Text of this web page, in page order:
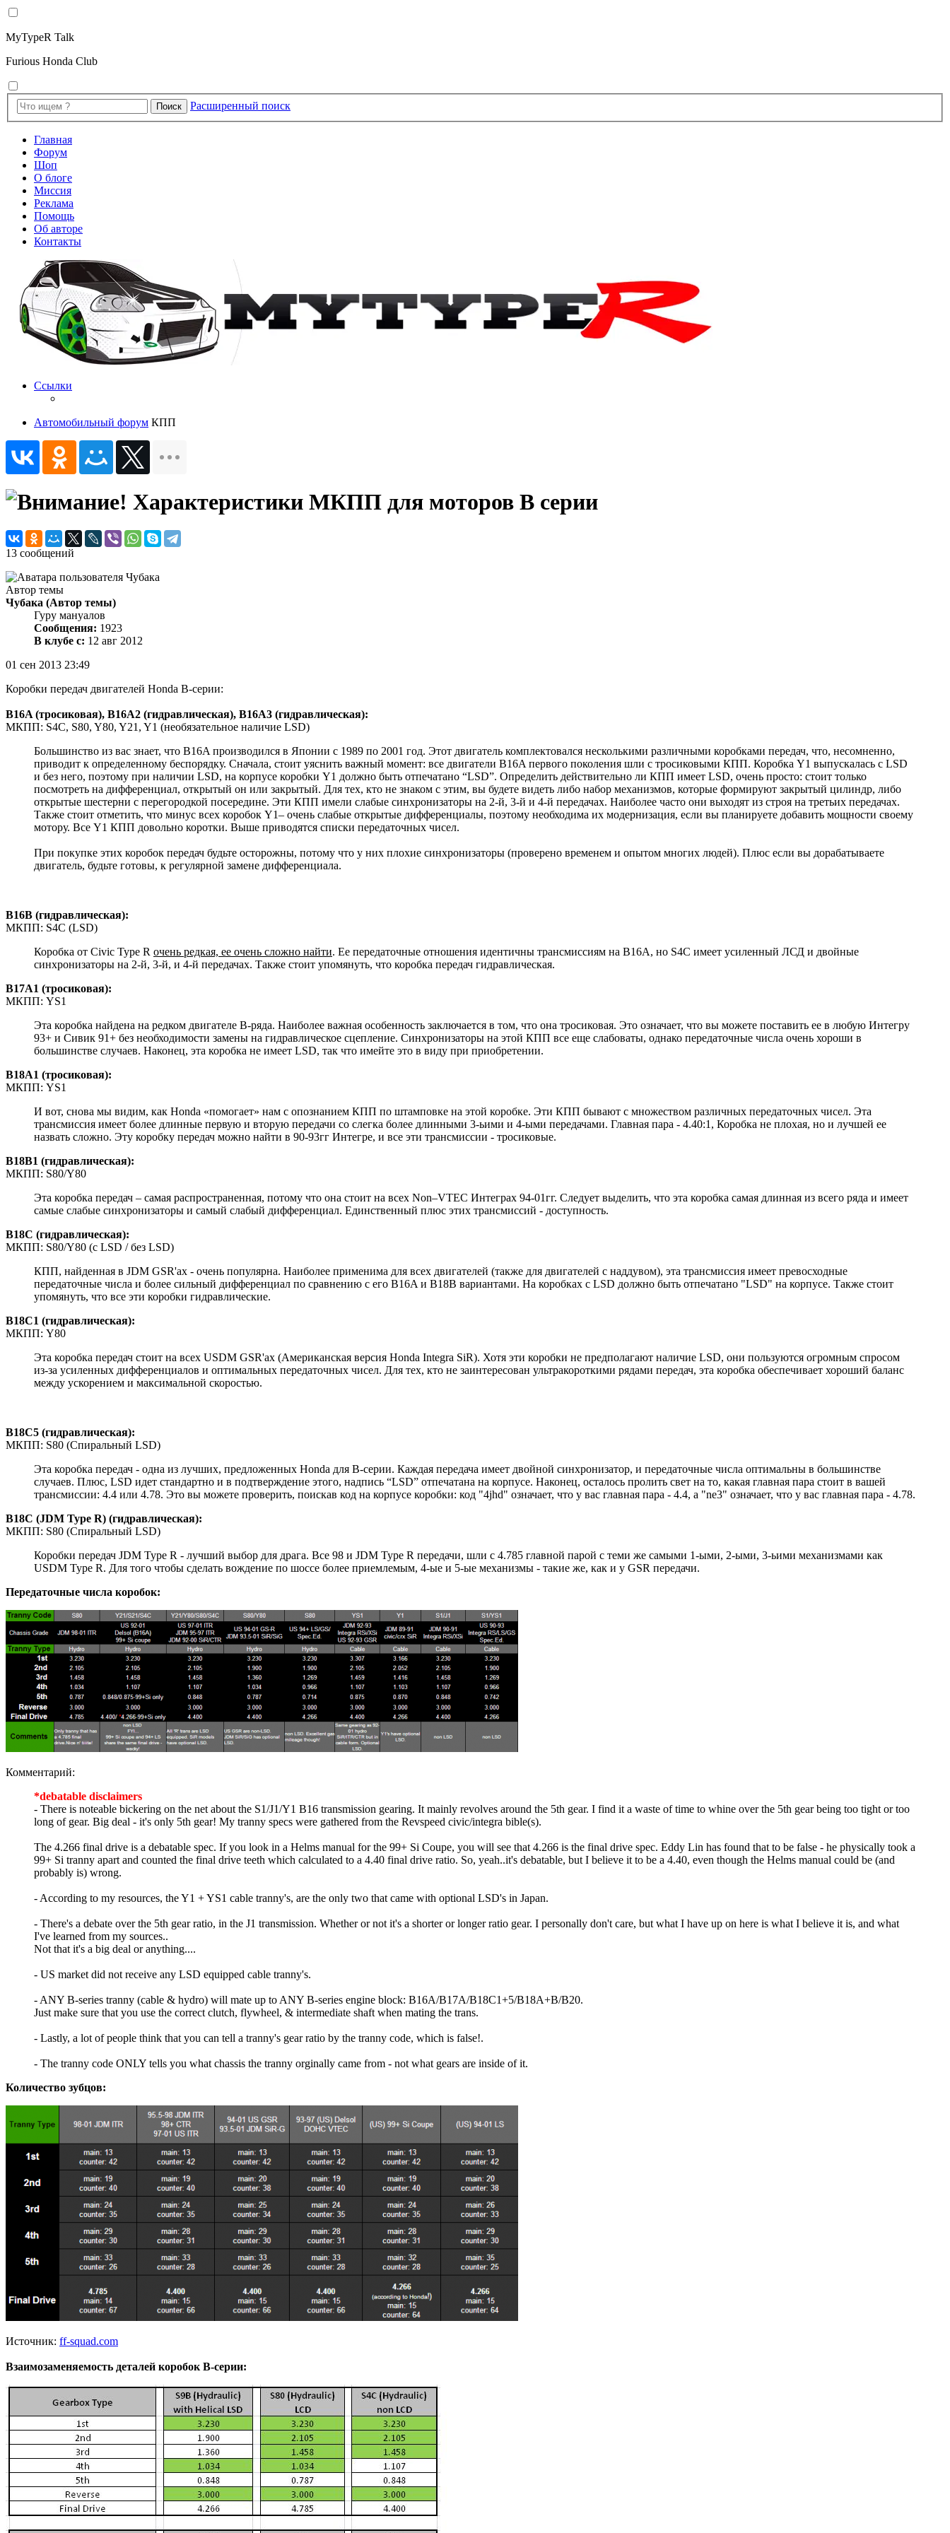
MyTypeR Talk
Furious Honda Club
Поиск Расширенный поиск
Главная
Форум
Шоп
О блоге
Миссия
Реклама
Помощь
Об авторе
Контакты
Ссылки
Автомобильный форум КПП
Характеристики МКПП для моторов B серии
13 сообщений
Автор темы
Чубака (Автор темы)
Гуру мануалов
Сообщения: 1923
В клубе с: 12 авг 2012
01 сен 2013 23:49
Коробки передач двигателей Honda B-серии:
B16A (тросиковая), B16A2 (гидравлическая), B16A3 (гидравлическая):
МКПП: S4C, S80, Y80, Y21, Y1 (необязательное наличие LSD)
Большинство из вас знает, что B16A производился в Японии с 1989 по 2001 год. Этот двигатель комплектовался несколькими различными коробками передач, что, несомненно,
приводит к определенному беспорядку. Сначала, стоит уяснить важный момент: все двигатели B16A первого поколения шли с тросиковыми КПП. Коробка Y1 выпускалась с LSD
и без него, поэтому при наличии LSD, на корпусе коробки Y1 должно быть отпечатано “LSD”. Определить действительно ли КПП имеет LSD, очень просто: стоит только
посмотреть на дифференциал, открытый он или закрытый. Для тех, кто не знаком с этим, вы будете видеть либо набор механизмов, которые формируют закрытый цилиндр, либо
открытые шестерни с перегородкой посередине. Эти КПП имели слабые синхронизаторы на 2-й, 3-й и 4-й передачах. Наиболее часто они выходят из строя на третьих передачах.
Также стоит отметить, что минус всех коробок Y1– очень слабые открытые дифференциалы, поэтому необходима их модернизация, если вы планируете добавить мощности своему
мотору. Все Y1 КПП довольно коротки. Выше приводятся списки передаточных чисел.
При покупке этих коробок передач будьте осторожны, потому что у них плохие синхронизаторы (проверено временем и опытом многих людей). Плюс если вы дорабатываете
двигатель, будьте готовы, к регулярной замене дифференциала.
B16B (гидравлическая):
МКПП: S4C (LSD)
Коробка от Civic Type R очень редкая, ее очень сложно найти. Ее передаточные отношения идентичны трансмиссиям на B16A, но S4C имеет усиленный ЛСД и двойные
синхронизаторы на 2-й, 3-й, и 4-й передачах. Также стоит упомянуть, что коробка передач гидравлическая.
B17A1 (тросиковая):
МКПП: YS1
Эта коробка найдена на редком двигателе B-ряда. Наиболее важная особенность заключается в том, что она тросиковая. Это означает, что вы можете поставить ее в любую Интегру
93+ и Сивик 91+ без необходимости замены на гидравлическое сцепление. Синхронизаторы на этой КПП все еще слабоваты, однако передаточные числа очень хороши в
большинстве случаев. Наконец, эта коробка не имеет LSD, так что имейте это в виду при приобретении.
B18A1 (тросиковая):
МКПП: YS1
И вот, снова мы видим, как Honda «помогает» нам с опознанием КПП по штамповке на этой коробке. Эти КПП бывают с множеством различных передаточных чисел. Эта
трансмиссия имеет более длинные первую и вторую передачи со слегка более длинными 3-ьими и 4-ыми передачами. Главная пара - 4.40:1, Коробка не плохая, но и лучшей ее
назвать сложно. Эту коробку передач можно найти в 90-93гг Интегре, и все эти трансмиссии - тросиковые.
B18B1 (гидравлическая):
МКПП: S80/Y80
Эта коробка передач – самая распространенная, потому что она стоит на всех Non–VTEC Интеграх 94-01гг. Следует выделить, что эта коробка самая длинная из всего ряда и имеет
самые слабые синхронизаторы и самый слабый дифференциал. Единственный плюс этих трансмиссий - доступность.
B18C (гидравлическая):
МКПП: S80/Y80 (с LSD / без LSD)
КПП, найденная в JDM GSR'ах - очень популярна. Наиболее применима для всех двигателей (также для двигателей с наддувом), эта трансмиссия имеет превосходные
передаточные числа и более сильный дифференциал по сравнению с его B16A и B18B вариантами. На коробках с LSD должно быть отпечатано "LSD" на корпусе. Также стоит
упомянуть, что все эти коробки гидравлические.
B18C1 (гидравлическая):
МКПП: Y80
Эта коробка передач стоит на всех USDM GSR'ах (Американская версия Honda Integra SiR). Хотя эти коробки не предполагают наличие LSD, они пользуются огромным спросом
из-за усиленных дифференциалов и оптимальных передаточных чисел. Для тех, кто не заинтересован ультракороткими рядами передач, эта коробка обеспечивает хороший баланс
между ускорением и максимальной скоростью.
B18C5 (гидравлическая):
МКПП: S80 (Спиральный LSD)
Эта коробка передач - одна из лучших, предложенных Honda для B-серии. Каждая передача имеет двойной синхронизатор, и передаточные числа оптимальны в большинстве
случаев. Плюс, LSD идет стандартно и в подтверждение этого, надпись “LSD” отпечатана на корпусе. Наконец, осталось пролить свет на то, какая главная пара стоит в вашей
трансмиссии: 4.4 или 4.78. Это вы можете проверить, поискав код на корпусе коробки: код "4jhd" означает, что у вас главная пара - 4.4, а "ne3" означает, что у вас главная пара - 4.78.
B18C (JDM Type R) (гидравлическая):
МКПП: S80 (Спиральный LSD)
Коробки передач JDM Type R - лучший выбор для драга. Все 98 и JDM Type R передачи, шли с 4.785 главной парой с теми же самыми 1-ыми, 2-ыми, 3-ьими механизмами как
USDM Type R. Для того чтобы сделать вождение по шоссе более приемлемым, 4-ые и 5-ые механизмы - такие же, как и у GSR передачи.
Передаточные числа коробок:
Комментарий:
*debatable disclaimers
- There is noteable bickering on the net about the S1/J1/Y1 B16 transmission gearing. It mainly revolves around the 5th gear. I find it a waste of time to whine over the 5th gear being too tight or too
long of gear. Big deal - it's only 5th gear! My tranny specs were gathered from the Revspeed civic/integra bible(s).
The 4.266 final drive is a debatable spec. If you look in a Helms manual for the 99+ Si Coupe, you will see that 4.266 is the final drive spec. Eddy Lin has found that to be false - he physically took a
99+ Si tranny apart and counted the final drive teeth which calculated to a 4.40 final drive ratio. So, yeah..it's debatable, but I believe it to be a 4.40, even though the Helms manual could be (and
probably is) wrong.
- According to my resources, the Y1 + YS1 cable tranny's, are the only two that came with optional LSD's in Japan.
- There's a debate over the 5th gear ratio, in the J1 transmission. Whether or not it's a shorter or longer ratio gear. I personally don't care, but what I have up on here is what I believe it is, and what
I've learned from my sources..
Not that it's a big deal or anything....
- US market did not receive any LSD equipped cable tranny's.
- ANY B-series tranny (cable & hydro) will mate up to ANY B-series engine block: B16A/B17A/B18C1+5/B18A+B/B20.
Just make sure that you use the correct clutch, flywheel, & intermediate shaft when mating the trans.
- Lastly, a lot of people think that you can tell a tranny's gear ratio by the tranny code, which is false!.
- The tranny code ONLY tells you what chassis the tranny orginally came from - not what gears are inside of it.
Количество зубцов:
Источник: ff-squad.com
Взаимозаменяемость деталей коробок B-серии: